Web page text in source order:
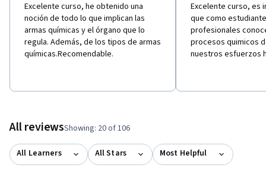
Excelente curso, he obtenido una
noción de todo lo que implican las
armas químicas y el órgano que lo
regula. Además, de los tipos de armas
químicas.Recomendable.
Excelente curso, es
que como
profesionales
procesos quimicos
nuestros esfuerzos
All reviewsShowing: 20 of 106
All Learners All Stars Most Helpful